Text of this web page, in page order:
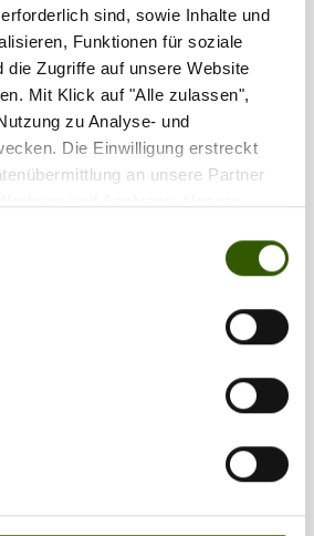
sind, sowie Inhalte und
Funktionen für soziale
die Zugriffe auf unsere Website
Mit Klick auf "Alle zulassen",
zu Analyse- und
Die Einwilligung erstreckt
an unsere Partner
die Sie ihnen bereitgestellt
Rahmen Ihrer Nutzung der Dienste
•